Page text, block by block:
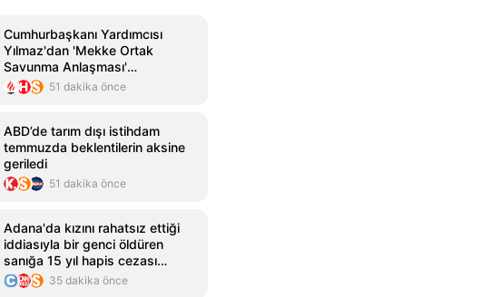
Cumhurbaşkanı Yardımcısı
Yılmaz'dan 'Mekke Ortak
Savunma Anlaşması'
açıklaması: Ekonomik
işbirliklerine ivme
51 dakika önce
ABD’de tarım dışı istihdam
temmuzda beklentilerin aksine
geriledi
51 dakika önce
Adana'da kızını rahatsız ettiği
iddiasıyla bir genci öldüren
sanığa 15 yıl hapis cezası
verildi
35 dakika önce